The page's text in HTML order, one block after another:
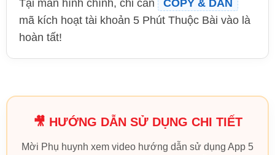
Tại màn hình chính, chỉ cần
COPY & DÁN
mã kích hoạt tài khoản 5 Phút Thuộc Bài vào là
hoàn tất!
🎥 HƯỚNG DẪN SỬ DỤNG CHI TIẾT
Mời Phụ huynh xem video hướng dẫn sử dụng App 5